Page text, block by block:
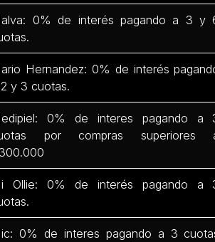
0% de interés pagando a 3 y
Hernandez: 0% de interés
y 3 cuotas.
0% de interes pagando a
por compras superiores
Ollie: 0% de interés pagando a
0% de interes pagando a 3